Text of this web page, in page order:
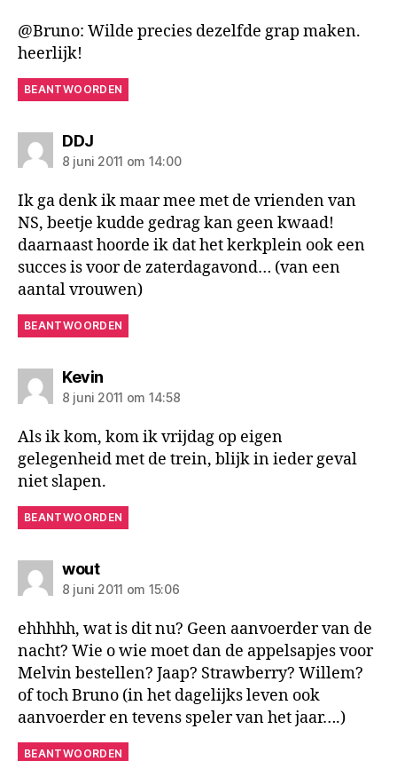
@Bruno: Wilde precies dezelfde grap maken.
heerlijk!
BEANTWOORDEN
DDJzegt:
8 juni 2011 om 14:00
Ik ga denk ik maar mee met de vrienden van
NS, beetje kudde gedrag kan geen kwaad!
daarnaast hoorde ik dat het kerkplein ook een
succes is voor de zaterdagavond… (van een
aantal vrouwen)
BEANTWOORDEN
Kevinzegt:
8 juni 2011 om 14:58
Als ik kom, kom ik vrijdag op eigen
gelegenheid met de trein, blijk in ieder geval
niet slapen.
BEANTWOORDEN
woutzegt:
8 juni 2011 om 15:06
ehhhhh, wat is dit nu? Geen aanvoerder van de
nacht? Wie o wie moet dan de appelsapjes voor
Melvin bestellen? Jaap? Strawberry? Willem?
of toch Bruno (in het dagelijks leven ook
aanvoerder en tevens speler van het jaar….)
BEANTWOORDEN